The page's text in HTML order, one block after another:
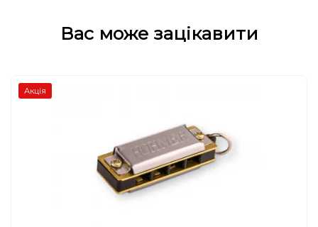
Вас може зацікавити
Акція